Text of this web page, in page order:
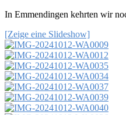
In Emmendingen kehrten wir
[Zeige eine Slideshow]